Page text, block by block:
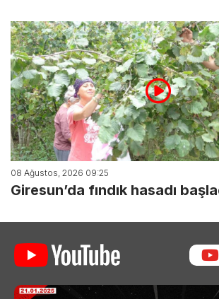
08 Ağustos, 2026 09:25
Giresun’da fındık hasadı